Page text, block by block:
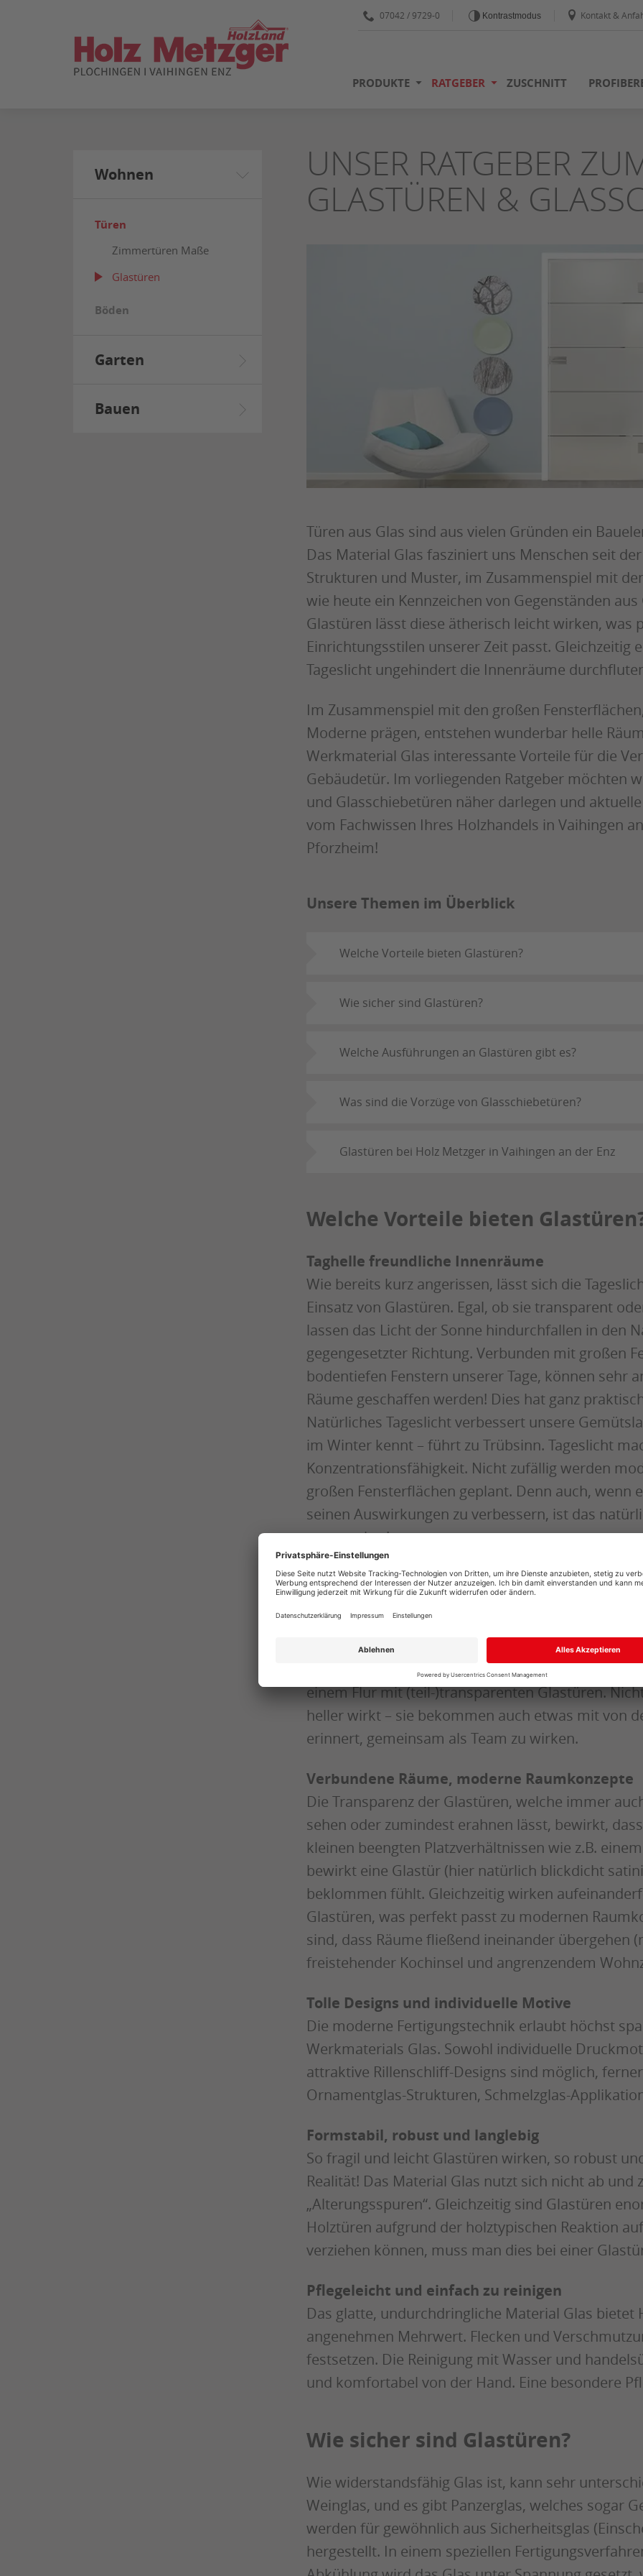
07042 / 9729-0 Kontrastmodus Kontakt &
PRODUKTE RATGEBER ZUSCHNITT
Wohnen
Türen
Zimmertüren Maße
Glastüren
Böden
Garten
Bauen
UNSER RATGEBER
GLASTÜREN &
Türen aus Glas sind aus vielen Gründen ein
Das Material Glas fasziniert uns Menschen seit
Strukturen und Muster, im Zusammenspiel mit
wie heute ein Kennzeichen von Gegenständen
Glastüren lässt diese ätherisch leicht wirken, was
Einrichtungsstilen unserer Zeit passt. Gleichzeitig
Tageslicht ungehindert die Innenräume
Im Zusammenspiel mit den großen
Moderne prägen, entstehen wunderbar helle
Werkmaterial Glas interessante Vorteile für die
Gebäudetür. Im vorliegenden Ratgeber möchten
und Glasschiebetüren näher darlegen und
vom Fachwissen Ihres Holzhandels in Vaihingen
Pforzheim!
Unsere Themen im Überblick
Welche Vorteile bieten Glastüren?
Wie sicher sind Glastüren?
Welche Ausführungen an Glastüren gibt es?
Was sind die Vorzüge von Glasschiebetüren?
Glastüren bei Holz Metzger in Vaihingen an der Enz
Welche Vorteile bieten
Taghelle freundliche Innenräume
Wie bereits kurz angerissen, lässt sich die
Einsatz von Glastüren. Egal, ob sie transparent
lassen das Licht der Sonne hindurchfallen in den
gegengesetzter Richtung. Verbunden mit großen
bodentiefen Fenstern unserer Tage, können sehr
Räume geschaffen werden! Dies hat ganz
Natürliches Tageslicht verbessert unsere
im Winter kennt – führt zu Trübsinn. Tageslicht
Konzentrationsfähigkeit. Nicht zufällig werden
großen Fensterflächen geplant. Denn auch,
seinen Auswirkungen zu verbessern, ist das
unersetzbar!
Teamspirit für Büros
Durch Glastüren nimmt man sich gegenseitig
seiner Mitmenschen. Dies kann in Büros ein
Stellen Sie sich einmal vor, einen langen Büroflur
undurchsichtigen geschlossenen Türen, und
einem Flur mit (teil-)transparenten Glastüren.
heller wirkt – sie bekommen auch etwas mit von
erinnert, gemeinsam als Team zu wirken.
Verbundene Räume, moderne Raumkonzepte
Die Transparenz der Glastüren, welche immer
sehen oder zumindest erahnen lässt, bewirkt,
kleinen beengten Platzverhältnissen wie z.B.
bewirkt eine Glastür (hier natürlich blickdicht
beklommen fühlt. Gleichzeitig wirken
Glastüren, was perfekt passt zu modernen
sind, dass Räume fließend ineinander übergehen
freistehender Kochinsel und angrenzendem
Tolle Designs und individuelle Motive
Die moderne Fertigungstechnik erlaubt höchst
Werkmaterials Glas. Sowohl individuelle
attraktive Rillenschliff-Designs sind möglich,
Ornamentglas-Strukturen, Schmelzglas-
Formstabil, robust und langlebig
So fragil und leicht Glastüren wirken, so robust
Realität! Das Material Glas nutzt sich nicht ab und
„Alterungsspuren“. Gleichzeitig sind Glastüren
Holztüren aufgrund der holztypischen Reaktion
verziehen können, muss man dies bei einer
Pflegeleicht und einfach zu reinigen
Das glatte, undurchdringliche Material Glas bietet
angenehmen Mehrwert. Flecken und
festsetzen. Die Reinigung mit Wasser und
und komfortabel von der Hand. Eine besondere
Wie sicher sind Glastüren?
Wie widerstandsfähig Glas ist, kann sehr
Weinglas, und es gibt Panzerglas, welches sogar
werden für gewöhnlich aus Sicherheitsglas
hergestellt. In einem speziellen